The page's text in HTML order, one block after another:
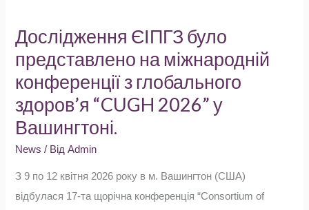
Дослідження ЄІПГЗ було
представлено на міжнародній
конференції з глобального
здоров’я “CUGH 2026” у
Вашингтоні.
News / ВідAdmin
З 9 по 12 квітня 2026 року в м. Вашингтон (США)
відбулася 17-та щорічна конференція “Consortium of
було
представлено
на
конференції
глобального
здоров’я
“CUGH